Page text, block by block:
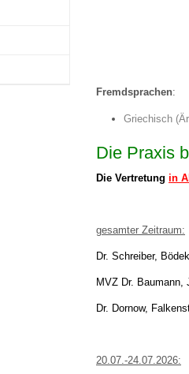
Vorsorge- und
Broschüren und
Familienzeit
U0-Vorsorge
Fremdsprachen:
Griechisch
Die Praxis
Die Vertretung in
gesamter Zeitraum:
Dr. Schreiber,
MVZ Dr. Baumann,
Dr. Dornow,
20.07.-24.07.2026: